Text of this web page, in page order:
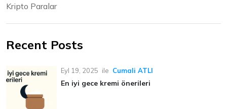
Kripto Paralar
Recent Posts
Eyl 19, 2025 ile Cumali ATLI
En iyi gece kremi önerileri